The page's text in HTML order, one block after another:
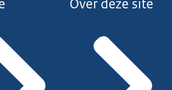
Over deze site